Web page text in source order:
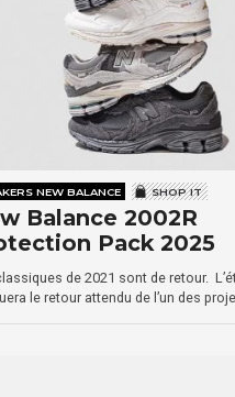
NEW BALANCE SHOP IT
Balance 2002R
Pack 2025
de 2021 sont de retour.
le retour attendu de l’un des